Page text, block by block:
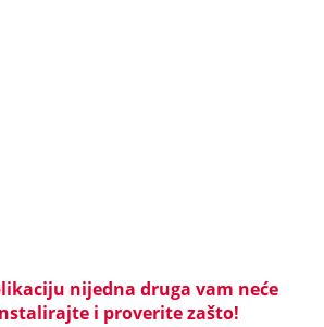
nijedna druga vam neće
i proverite zašto!